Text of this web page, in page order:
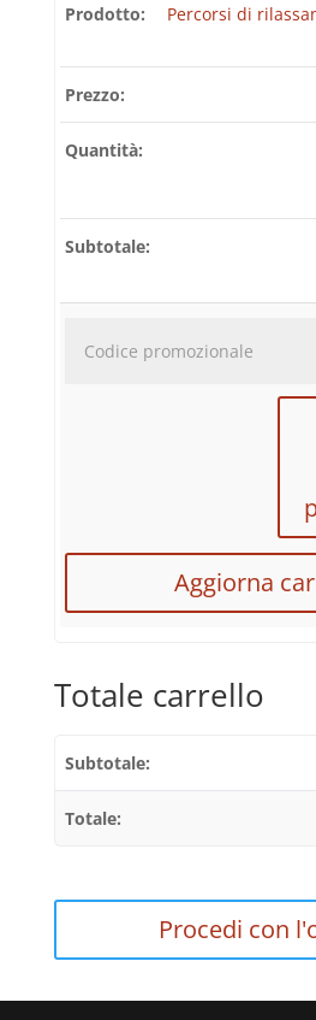
Percorsi di
Aggiorna
Totale carrello
Procedi con